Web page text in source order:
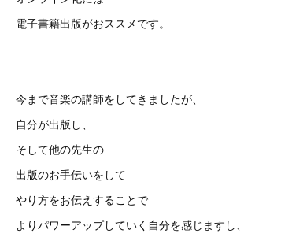
電子書籍出版がおススメです。
今まで音楽の講師をしてきましたが、
自分が出版し、
そして他の先生の
出版のお手伝いをして
やり方をお伝えすることで
よりパワーアップしていく自分を感じますし、